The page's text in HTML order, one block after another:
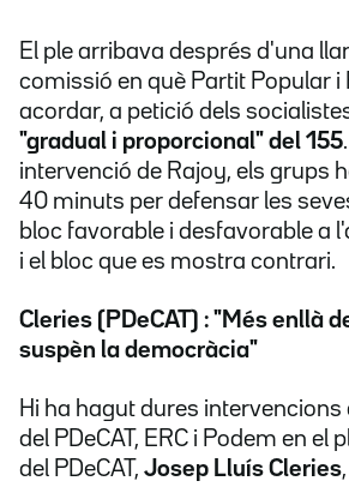
El ple arribava després d'una
comissió en què Partit Popular i
acordar, a petició dels
"gradual i proporcional" del 155
intervenció de Rajoy, els grups
40 minuts per defensar les
bloc favorable i desfavorable a
i el bloc que es mostra contrari.
Cleries (PDeCAT) : "Més enllà
suspèn la democràcia"
Hi ha hagut dures intervencions
del PDeCAT, ERC i Podem en el
del PDeCAT, Josep Lluís Cleries